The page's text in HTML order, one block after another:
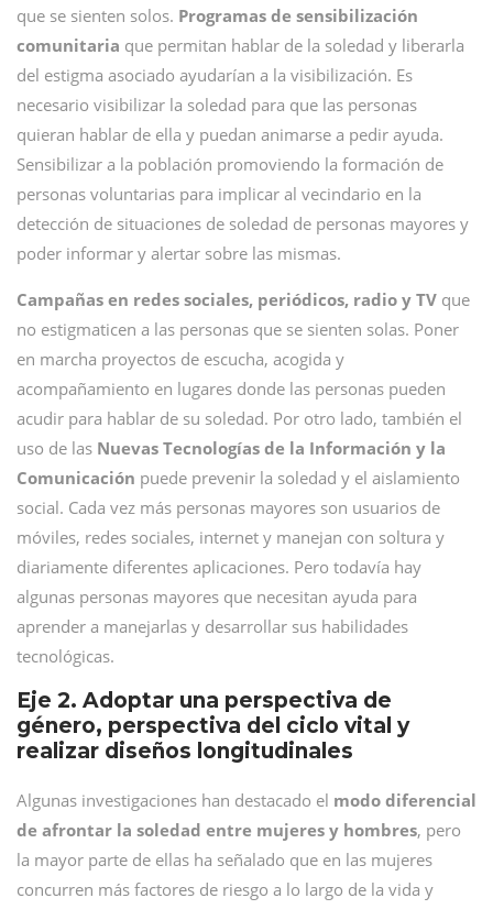
que se sienten solos. Programas de sensibilización
comunitaria que permitan hablar de la soledad y liberarla
del estigma asociado ayudarían a la visibilización. Es
necesario visibilizar la soledad para que las personas
quieran hablar de ella y puedan animarse a pedir ayuda.
Sensibilizar a la población promoviendo la formación de
personas voluntarias para implicar al vecindario en la
detección de situaciones de soledad de personas mayores y
poder informar y alertar sobre las mismas.
Campañas en redes sociales, periódicos, radio y TV que
no estigmaticen a las personas que se sienten solas. Poner
en marcha proyectos de escucha, acogida y
acompañamiento en lugares donde las personas pueden
acudir para hablar de su soledad. Por otro lado, también el
uso de las Nuevas Tecnologías de la Información y la
Comunicación puede prevenir la soledad y el aislamiento
social. Cada vez más personas mayores son usuarios de
móviles, redes sociales, internet y manejan con soltura y
diariamente diferentes aplicaciones. Pero todavía hay
algunas personas mayores que necesitan ayuda para
aprender a manejarlas y desarrollar sus habilidades
tecnológicas.
Eje 2. Adoptar una perspectiva de
género, perspectiva del ciclo vital y
realizar diseños longitudinales
Algunas investigaciones han destacado el modo diferencial
de afrontar la soledad entre mujeres y hombres, pero
la mayor parte de ellas ha señalado que en las mujeres
concurren más factores de riesgo a lo largo de la vida y